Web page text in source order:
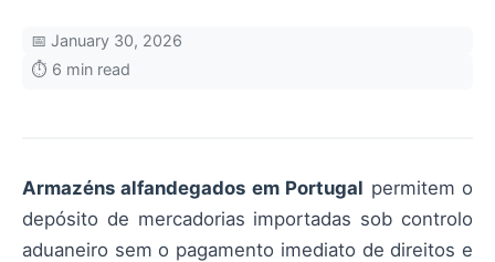
📅 January 30, 2026
⏱️ 6 min read
Armazéns alfandegados em Portugal permitem o
depósito de mercadorias importadas sob controlo
aduaneiro sem o pagamento imediato de direitos e